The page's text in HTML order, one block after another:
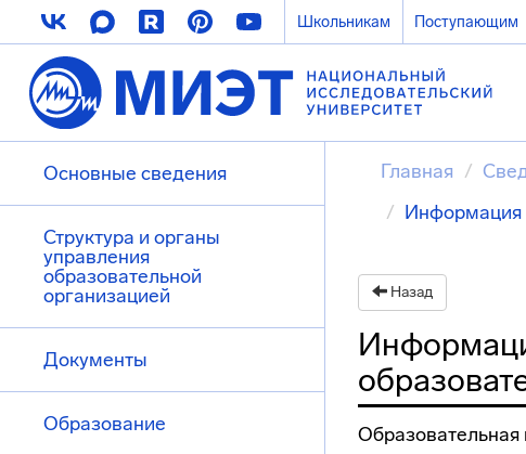
Школьникам Поступающим
Основные сведения
Структура и органы
управления
образовательной
организацией
Документы
Образование
Главная
Информация
Назад